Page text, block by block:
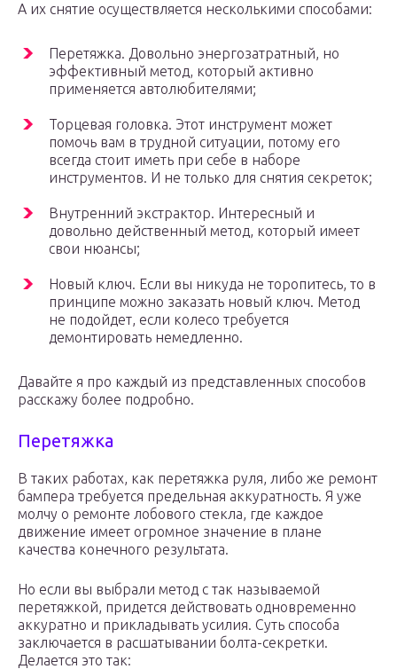
А их снятие осуществляется несколькими способами:
Перетяжка. Довольно энергозатратный, но
эффективный метод, который активно
применяется автолюбителями;
Торцевая головка. Этот инструмент может
помочь вам в трудной ситуации, потому его
всегда стоит иметь при себе в наборе
инструментов. И не только для снятия секреток;
Внутренний экстрактор. Интересный и
довольно действенный метод, который имеет
свои нюансы;
Новый ключ. Если вы никуда не торопитесь, то в
принципе можно заказать новый ключ. Метод
не подойдет, если колесо требуется
демонтировать немедленно.
Давайте я про каждый из представленных способов
расскажу более подробно.
Перетяжка
В таких работах, как перетяжка руля, либо же ремонт
бампера требуется предельная аккуратность. Я уже
молчу о ремонте лобового стекла, где каждое
движение имеет огромное значение в плане
качества конечного результата.
Но если вы выбрали метод с так называемой
перетяжкой, придется действовать одновременно
аккуратно и прикладывать усилия. Суть способа
заключается в расшатывании болта-секретки.
Делается это так: